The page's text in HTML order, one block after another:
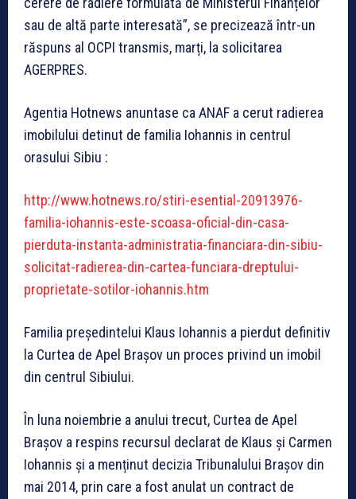
sau de altă parte interesată”, se precizează într-un
răspuns al OCPI transmis, marți, la solicitarea
AGERPRES.
Agentia Hotnews anuntase ca ANAF a cerut radierea
imobilului detinut de familia Iohannis in centrul
orasului Sibiu :
http://www.hotnews.ro/stiri-esential-20913976-
familia-iohannis-este-scoasa-oficial-din-casa-
pierduta-instanta-administratia-financiara-din-sibiu-
solicitat-radierea-din-cartea-funciara-dreptului-
proprietate-sotilor-iohannis.htm
Familia președintelui Klaus Iohannis a pierdut definitiv
la Curtea de Apel Brașov un proces privind un imobil
din centrul Sibiului.
În luna noiembrie a anului trecut, Curtea de Apel
Brașov a respins recursul declarat de Klaus și Carmen
Iohannis și a menținut decizia Tribunalului Brașov din
mai 2014, prin care a fost anulat un contract de